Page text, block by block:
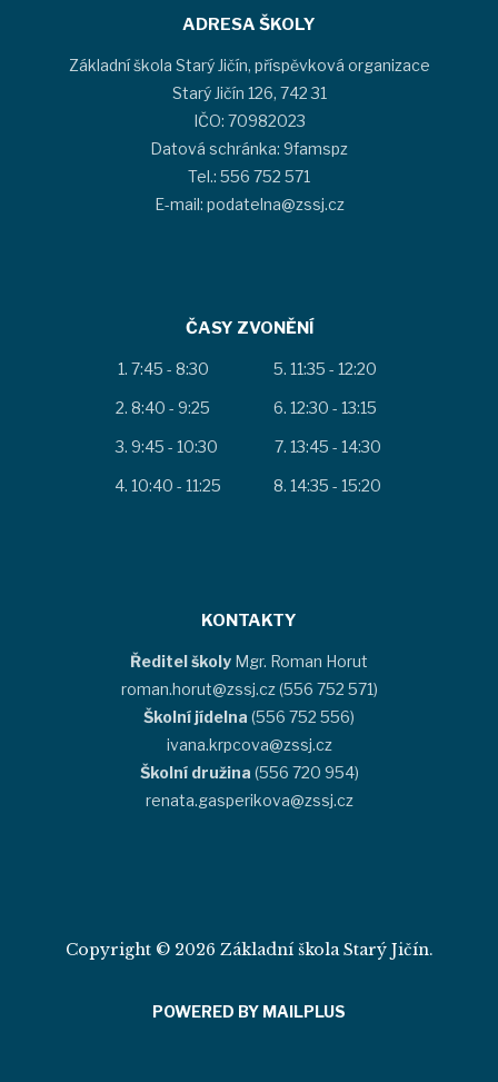
ADRESA ŠKOLY
Základní škola Starý Jičín, příspěvková organizace
Starý Jičín 126, 742 31
IČO: 70982023
Datová schránka: 9famspz
Tel.: 556 752 571
E-mail: podatelna@zssj.cz
ČASY ZVONĚNÍ
7:45 - 8:30
8:40 - 9:25
9:45 - 10:30
10:40 - 11:25
11:35 - 12:20
12:30 - 13:15
13:45 - 14:30
14:35 - 15:20
KONTAKTY
Ředitel školy Mgr. Roman Horut
roman.horut@zssj.cz (556 752 571)
Školní jídelna (556 752 556)
ivana.krpcova@zssj.cz
Školní družina (556 720 954)
renata.gasperikova@zssj.cz
Copyright © 2026 Základní škola Starý Jičín.
POWERED BY MAILPLUS